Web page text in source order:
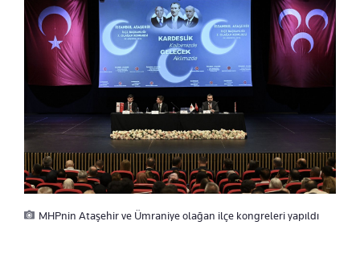
MHPnin Ataşehir ve Ümraniye olağan ilçe kongreleri yapıldı